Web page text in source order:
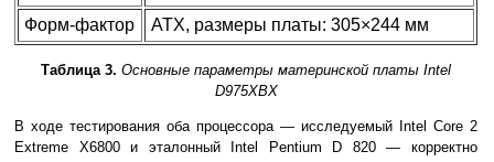
Форм-фактор
ATX, размеры платы: 305×244 мм
Таблица 3. Основные параметры материнской платы Intel
D975XBX
В ходе тестирования оба процессора — исследуемый Intel Core 2
Extreme X6800 и эталонный Intel Pentium D 820 — корректно